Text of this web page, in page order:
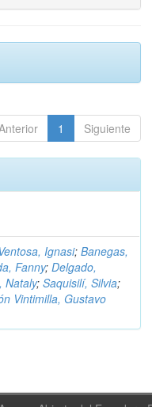
1 Siguiente
Ignasi;Banegas,
Fanny;Delgado,
Nataly;Saquisilí, Silvia;
Vintimilla, Gustavo